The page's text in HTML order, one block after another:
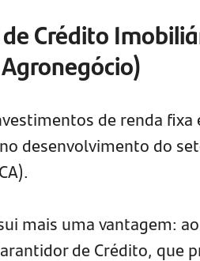
Crédito
de renda
desenvolvimento do
mais uma vantagem:
de Crédito, que